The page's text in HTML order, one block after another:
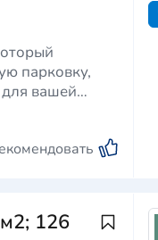
парковку,
вашей
126